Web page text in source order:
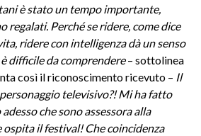
è stato un tempo importante,
regalati. Perché se ridere, come dice
ridere con intelligenza dà un senso
difficile da comprendere– sottolinea
così il riconoscimento ricevuto – Il
televisivo?! Mi ha fatto
che sono assessora alla
il festival! Che coincidenza